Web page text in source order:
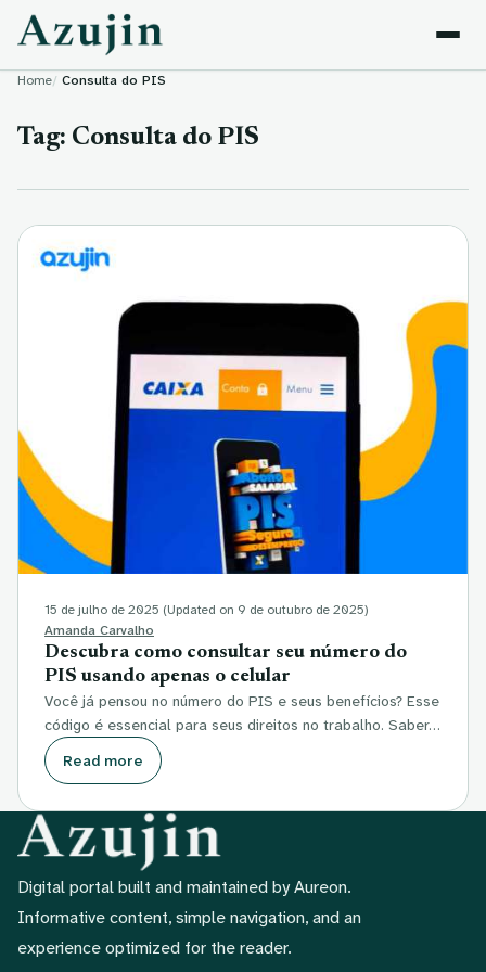
Skip to content
Home Consulta do PIS
Tag: Consulta do PIS
15 de julho de 2025 (Updated on 9 de outubro de 2025)
Amanda Carvalho
Descubra como consultar seu número do
PIS usando apenas o celular
Você já pensou no número do PIS e seus benefícios? Esse
código é essencial para seus direitos no trabalho. Saber…
Read more
Digital portal built and maintained by Aureon.
Informative content, simple navigation, and an
experience optimized for the reader.